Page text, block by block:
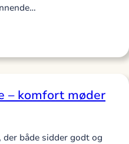
– komfort møder
både sidder godt og